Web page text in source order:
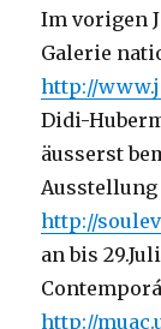
Im vorigen
Galerie
http://
Didi-
äusserst
http://
an bis
http://